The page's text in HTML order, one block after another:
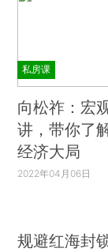
私房课
向松祚：宏
讲，带你了
经济大局
2022年04月06日
规避红海封